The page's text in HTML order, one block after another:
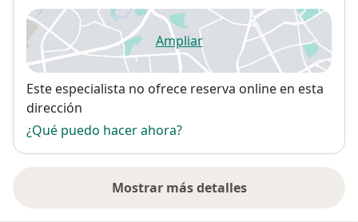
Ampliarse abre en una nueva
Disponibilidad
Este especialista no ofrece reserva online en esta
dirección
¿Qué puedo hacer ahora?
Mostrar más detalles
sobre la dirección